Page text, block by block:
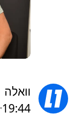
וואלה
19:44